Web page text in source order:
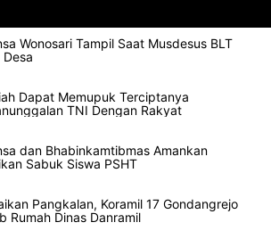
Wonosari Tampil Saat Musdesus BLT
Desa
Dapat Memupuk Terciptanya
TNI Dengan Rakyat
dan Bhabinkamtibmas Amankan
Sabuk Siswa PSHT
Pangkalan, Koramil 17 Gondangrejo
Rumah Dinas Danramil